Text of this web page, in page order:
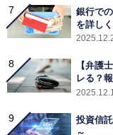
銀行で
を詳し
【弁護
レる？
投資信